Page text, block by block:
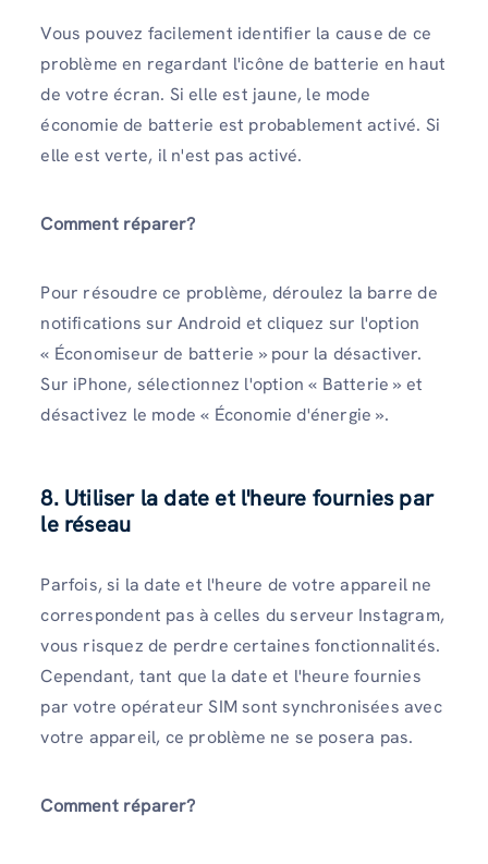
Vous pouvez facilement identifier la cause de ce
problème en regardant l'icône de batterie en haut
de votre écran. Si elle est jaune, le mode
économie de batterie est probablement activé. Si
elle est verte, il n'est pas activé.
Comment réparer?
Pour résoudre ce problème, déroulez la barre de
notifications sur Android et cliquez sur l'option
« Économiseur de batterie » pour la désactiver.
Sur iPhone, sélectionnez l'option « Batterie » et
désactivez le mode « Économie d'énergie ».
8. Utiliser la date et l'heure fournies par
le réseau
Parfois, si la date et l'heure de votre appareil ne
correspondent pas à celles du serveur Instagram,
vous risquez de perdre certaines fonctionnalités.
Cependant, tant que la date et l'heure fournies
par votre opérateur SIM sont synchronisées avec
votre appareil, ce problème ne se posera pas.
Comment réparer?